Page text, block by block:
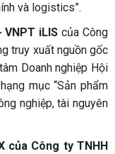
và logistics”.
iLIS của Công
truy xuất nguồn gốc
Doanh nghiệp Hội
mục “Sản phẩm
nghiệp, tài nguyên
của Công ty TNHH